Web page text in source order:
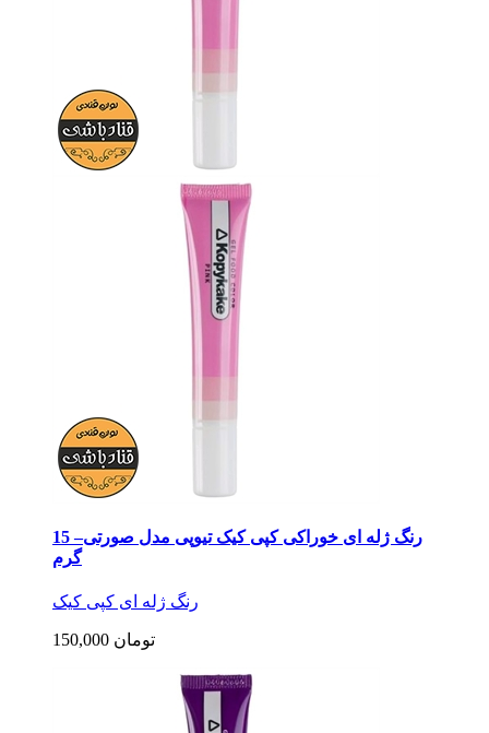
رنگ ژله ای خوراکی کپی کیک تیوپی مدل صورتی– 15
گرم
رنگ ژله ای کپی کیک
150,000 تومان